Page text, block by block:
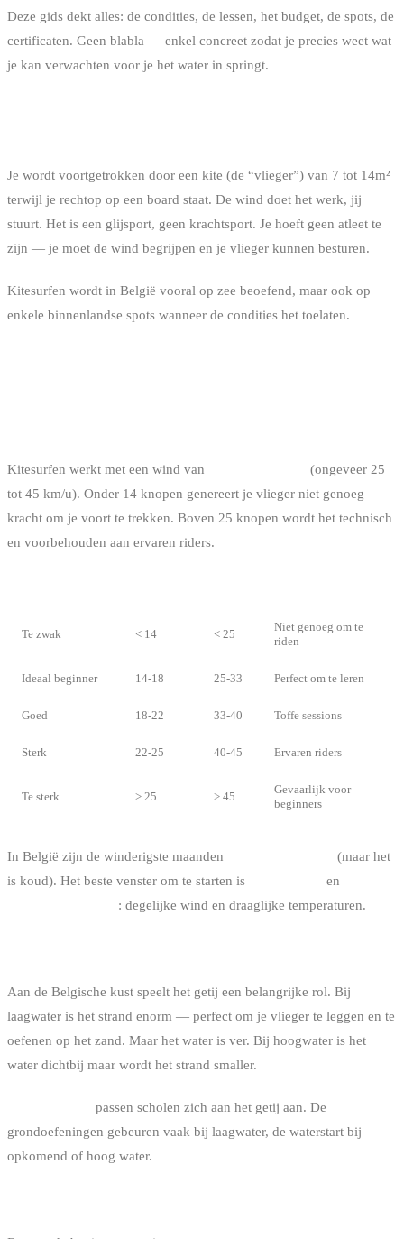
Deze gids dekt alles: de condities, de lessen, het budget, de spots, de
certificaten. Geen blabla — enkel concreet zodat je precies weet wat
je kan verwachten voor je het water in springt.
Je wordt voortgetrokken door een kite (de “vlieger”) van 7 tot 14m²
terwijl je rechtop op een board staat. De wind doet het werk, jij
stuurt. Het is een glijsport, geen krachtsport. Je hoeft geen atleet te
zijn — je moet de wind begrijpen en je vlieger kunnen besturen.
Kitesurfen wordt in België vooral op zee beoefend, maar ook op
enkele binnenlandse spots wanneer de condities het toelaten.
Kitesurfen werkt met een wind van
(ongeveer 25
tot 45 km/u). Onder 14 knopen genereert je vlieger niet genoeg
kracht om je voort te trekken. Boven 25 knopen wordt het technisch
en voorbehouden aan ervaren riders.
Te zwak < 14 < 25
Niet genoeg om te
riden
Ideaal beginner 14-18 25-33 Perfect om te leren
Goed 18-22 33-40 Toffe sessions
Sterk 22-25 40-45 Ervaren riders
Te sterk > 25 > 45
Gevaarlijk voor
beginners
In België zijn de winderigste maanden
(maar het
is koud). Het beste venster om te starten is
en
: degelijke wind en draaglijke temperaturen.
Aan de Belgische kust speelt het getij een belangrijke rol. Bij
laagwater is het strand enorm — perfect om je vlieger te leggen en te
oefenen op het zand. Maar het water is ver. Bij hoogwater is het
water dichtbij maar wordt het strand smaller.
passen scholen zich aan het getij aan. De
grondoefeningen gebeuren vaak bij laagwater, de waterstart bij
opkomend of hoog water.